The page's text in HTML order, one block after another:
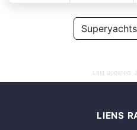
Last updated:
LIENS